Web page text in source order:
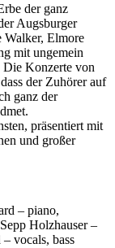
der ganz
Augsburger
Walker, Elmore
mit ungemein
Konzerte von
der Zuhörer auf
ganz der
präsentiert mit
und großer
– piano,
Holzhauser –
vocals, bass